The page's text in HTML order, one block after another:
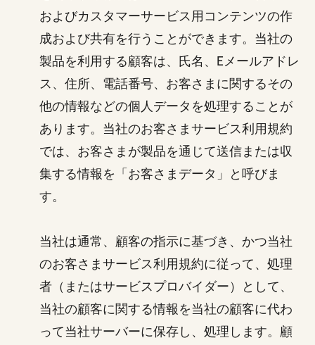
およびカスタマーサービス用コンテンツの作
成および共有を行うことができます。当社の
製品を利用する顧客は、氏名、Eメールアドレ
ス、住所、電話番号、お客さまに関するその
他の情報などの個人データを処理することが
あります。当社のお客さまサービス利用規約
では、お客さまが製品を通じて送信または収
集する情報を「お客さまデータ」と呼びま
す。
当社は通常、顧客の指示に基づき、かつ当社
のお客さまサービス利用規約に従って、処理
者（またはサービスプロバイダー）として、
当社の顧客に関する情報を当社の顧客に代わ
って当社サーバーに保存し、処理します。顧